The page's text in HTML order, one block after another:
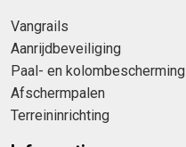
Vangrails
Aanrijdbeveiliging
Paal- en kolombescherming
Afschermpalen
Terreininrichting